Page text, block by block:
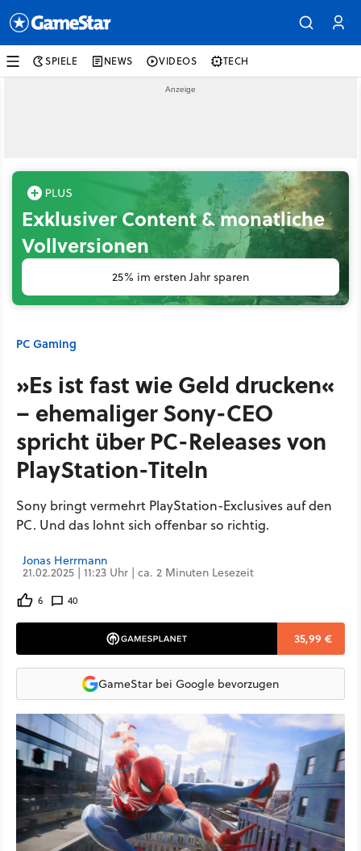
SPIELE NEWS VIDEOS TECH
Exklusiver Content & monatliche
Vollversionen
25% im ersten Jahr sparen
PC Gaming
»Es ist fast wie Geld drucken«
– ehemaliger Sony-CEO
spricht über PC-Releases von
PlayStation-Titeln
Sony bringt vermehrt PlayStation-Exclusives auf den
PC. Und das lohnt sich offenbar so richtig.
Jonas Herrmann
21.02.2025 | 11:23 Uhr | ca. 2 Minuten Lesezeit
6 40
35,99 €
GameStar bei Google bevorzugen